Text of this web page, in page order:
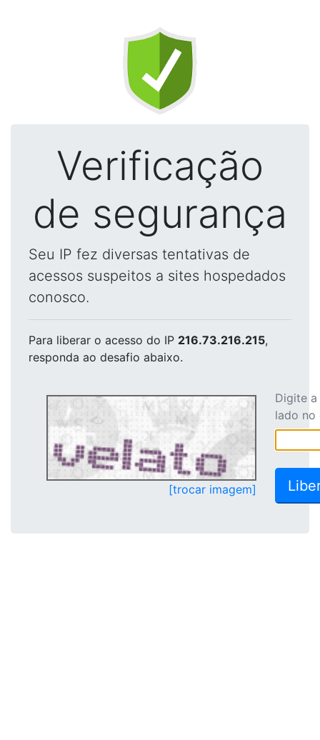
Verificação
de segurança
Seu IP fez diversas tentativas de
acessos suspeitos a sites hospedados
conosco.
Para liberar o acesso do IP 216.73.216.215,
responda ao desafio abaixo.
[trocar imagem]
Digite
lado no